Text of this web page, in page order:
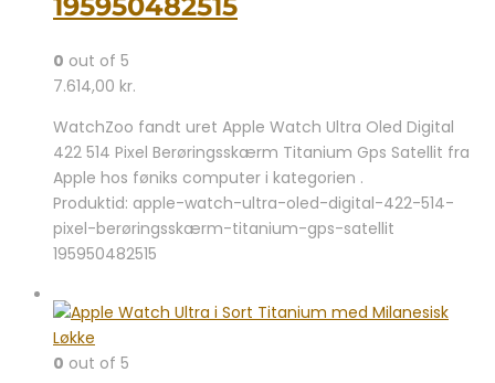
0 out of 5
7.614,00 kr.
WatchZoo fandt uret Apple Watch Ultra Oled Digital
422 514 Pixel Berøringsskærm Titanium Gps Satellit fra
Apple hos føniks computer i kategorien .
Produktid: apple-watch-ultra-oled-digital-422-514-
pixel-berøringsskærm-titanium-gps-satellit
195950482515
0 out of 5